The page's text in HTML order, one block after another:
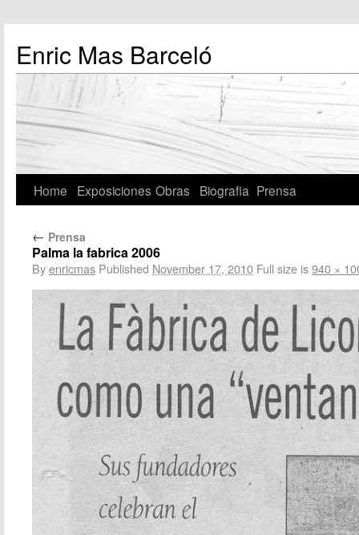
Enric Mas Barceló
Home Exposiciones Obras Biografia Prensa
← Prensa
Palma la fabrica 2006
Byenricmas Published November 17, 2010 Full size is940 ×